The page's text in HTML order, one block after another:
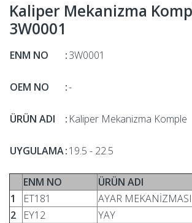
Kaliper Mekanizma
3W0001
ENM NO :3W0001
OEM NO :-
ÜRÜN ADI : Kaliper Mekanizma Komple
UYGULAMA:19.5 - 22.5
ENM NO
ÜRÜN ADI
1
ET181
AYAR MEKANİZMASI
2
EY12 YAY